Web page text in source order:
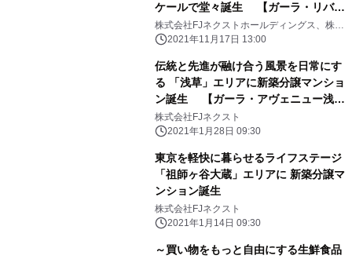
ケールで堂々誕生 【ガーラ・リバー
スクエア横濱南】11月17日(水)販売開
始
株式会社FJネクストホールディングス、株式
会社FJネクスト
2021年11月17日 13:00
伝統と先進が融け合う風景を日常にす
る 「浅草」エリアに新築分譲マンショ
ン誕生 【ガーラ・アヴェニュー浅
草】1月28日(木)販売開始
株式会社FJネクスト
2021年1月28日 09:30
東京を軽快に暮らせるライフステージ
「祖師ヶ谷大蔵」エリアに 新築分譲マ
ンション誕生
株式会社FJネクスト
2021年1月14日 09:30
～買い物をもっと自由にする生鮮食品